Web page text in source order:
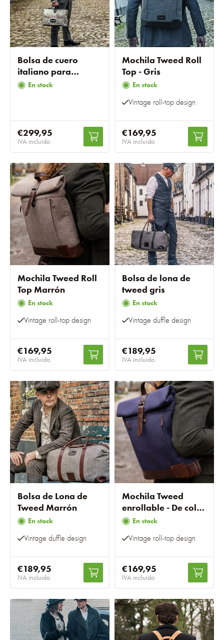
Bolsa de cuero
italiano para
médicos
En stock
€299,95
IVA incluido
Mochila Tweed Roll
Top - Gris
En stock
Vintage roll-top design
€169,95
IVA incluido
Mochila Tweed Roll
Top Marrón
En stock
Vintage roll-top design
€169,95
IVA incluido
Bolsa de lona de
tweed gris
En stock
Vintage duffle design
€189,95
IVA incluido
Bolsa de Lona de
Tweed Marrón
En stock
Vintage duffle design
€189,95
IVA incluido
Mochila Tweed
enrollable - De color
azul/marrón
En stock
Vintage roll-top design
€169,95
IVA incluido